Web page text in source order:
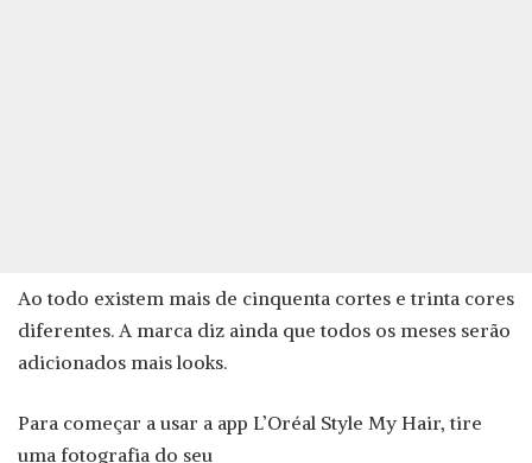
Ao todo existem mais de cinquenta cortes e trinta cores
diferentes. A marca diz ainda que todos os meses serão
adicionados mais looks.
Para começar a usar a app L’Oréal Style My Hair, tire
uma fotografia do seu